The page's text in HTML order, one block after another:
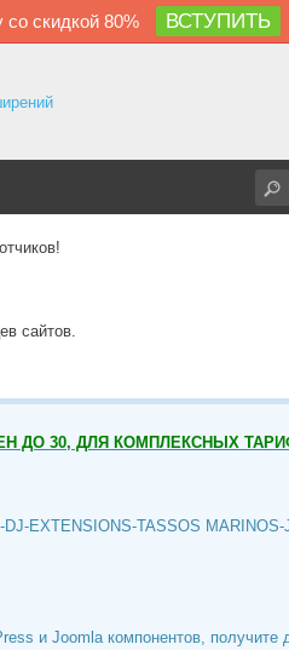
со скидкой 80% ВСТУПИТЬ
сайтов.
ДО 30, ДЛЯ КОМПЛЕКСНЫХ
EXTENSIONS-TASSOS
и Joomla компонентов,